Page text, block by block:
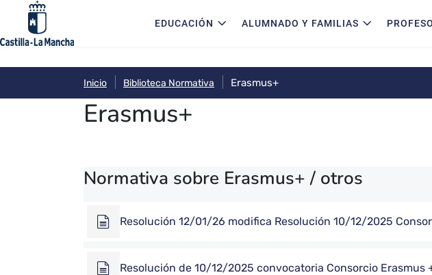
Pasar al contenido principalNavegación principal
EDUCACIÓN ALUMNADO Y FAMILIAS
Inicio Biblioteca Normativa Erasmus+
Erasmus+
Normativa sobre Erasmus+ / otros
Resolución 12/01/26 modifica Resolución 10/12/2025
Resolución de 10/12/2025 convocatoria Consorcio Erasmus